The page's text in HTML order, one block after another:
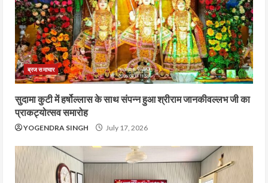
ब्रज समाचार
सुदामा कुटी में हर्षोल्लास के साथ संपन्न हुआ श्रीराम जानकीवल्लभ जी का
प्राकट्योत्सव समारोह
YOGENDRA SINGH July 17, 2026